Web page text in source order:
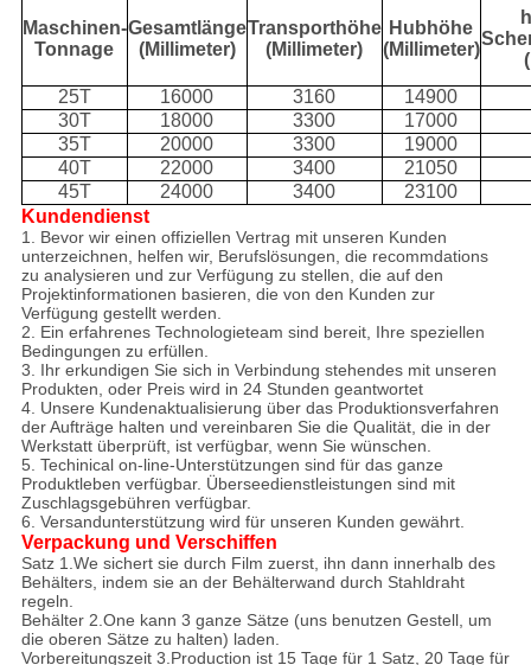
Maschinen-
Tonnage
Gesamtlänge
(Millimeter)
Transporthöhe
(Millimeter)
Hubhöhe
(Millimeter)
25T
16000 3160
14900
30T
18000 3300
17000
35T
20000 3300
19000
40T
22000 3400
21050
45T
24000 3400 23100
Kundendienst
1. Bevor wir einen offiziellen Vertrag mit unseren Kunden
unterzeichnen, helfen wir, Berufslösungen, die recommdations
zu analysieren und zur Verfügung zu stellen, die auf den
Projektinformationen basieren, die von den Kunden zur
Verfügung gestellt werden.
2. Ein erfahrenes Technologieteam sind bereit, Ihre speziellen
Bedingungen zu erfüllen.
3. Ihr erkundigen Sie sich in Verbindung stehendes mit unseren
Produkten, oder Preis wird in 24 Stunden geantwortet
4. Unsere Kundenaktualisierung über das Produktionsverfahren
der Aufträge halten und vereinbaren Sie die Qualität, die in der
Werkstatt überprüft, ist verfügbar, wenn Sie wünschen.
5. Techinical on-line-Unterstützungen sind für das ganze
Produktleben verfügbar. Überseedienstleistungen sind mit
Zuschlagsgebühren verfügbar.
6. Versandunterstützung wird für unseren Kunden gewährt.
Verpackung und Verschiffen
Satz 1.We sichert sie durch Film zuerst, ihn dann innerhalb des
Behälters, indem sie an der Behälterwand durch Stahldraht
regeln.
Behälter 2.One kann 3 ganze Sätze (uns benutzen Gestell, um
die oberen Sätze zu halten) laden.
Vorbereitungszeit 3.Production ist 15 Tage für 1 Satz, 20 Tage für